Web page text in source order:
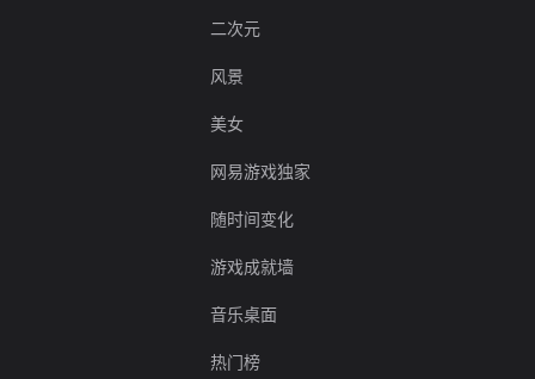
二次元
风景
美女
网易游戏独家
随时间变化
游戏成就墙
音乐桌面
热门榜